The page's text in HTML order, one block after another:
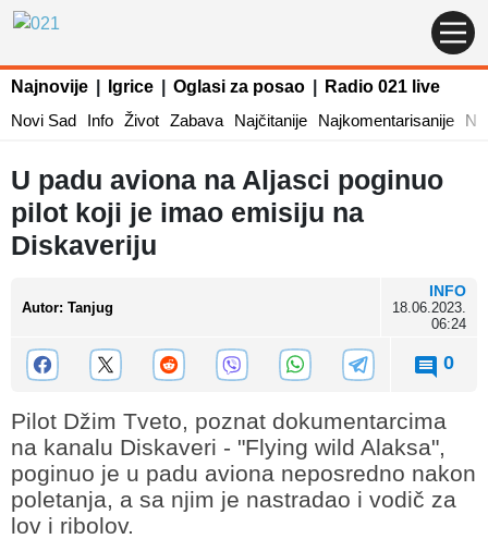
Najnovije Igrice Oglasi za posao
Radio 021 live
Novi Sad
Info Život Zabava Najčitanije Najkomentarisanije
U padu aviona na Aljasci poginuo
pilot koji je imao emisiju na
Diskaveriju
Autor: Tanjug
INFO
18.06.2023.
06:24
0
Pilot Džim Tveto, poznat dokumentarcima
na kanalu Diskaveri - "Flying wild Alaksa",
poginuo je u padu aviona neposredno nakon
poletanja, a sa njim je nastradao i vodič za
lov i ribolov.